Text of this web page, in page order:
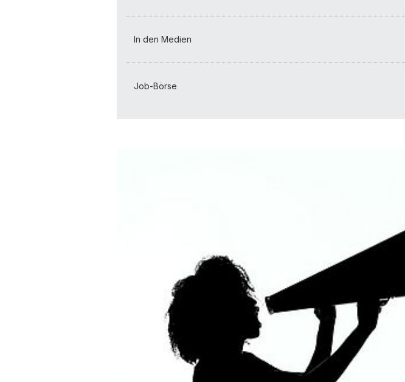
In den Medien
Job-Börse